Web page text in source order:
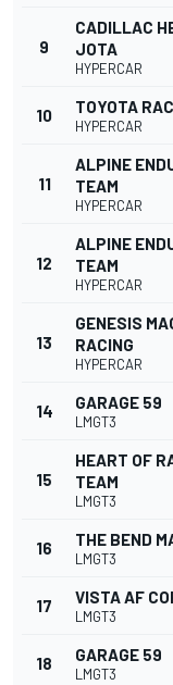
9
CADILLAC
JOTA
HYPERCAR
10 TOYOTA
HYPERCAR
11
ALPINE
TEAM
HYPERCAR
12
ALPINE
TEAM
HYPERCAR
13
GENESIS
RACING
HYPERCAR
14 GARAGE 59
LMGT3
15
HEART OF
TEAM
LMGT3
16 THE BEND
LMGT3
17 VISTA AF
LMGT3
18 GARAGE 59
LMGT3